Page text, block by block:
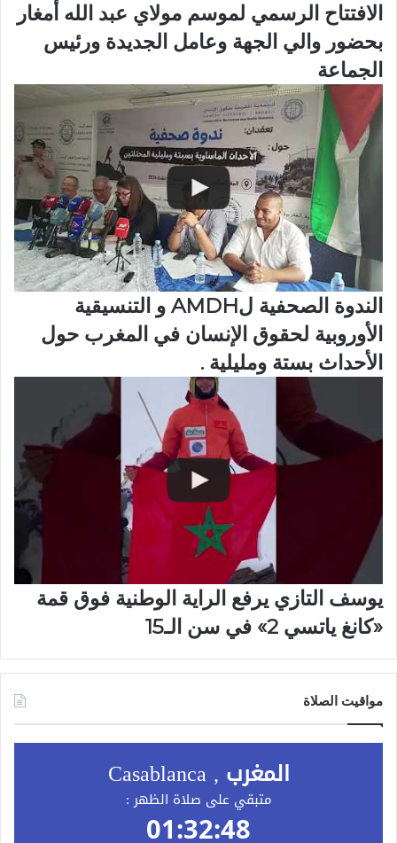
الافتتاح الرسمي لموسم مولاي عبد الله أمغار
بحضور والي الجهة وعامل الجديدة ورئيس
الجماعة
الندوة الصحفية لAMDH و التنسيقية
الأوروبية لحقوق الإنسان في المغرب حول
الأحداث بستة ومليلية .
يوسف التازي يرفع الراية الوطنية فوق قمة
«كانغ ياتسي 2» في سن الـ15
مواقيت الصلاة